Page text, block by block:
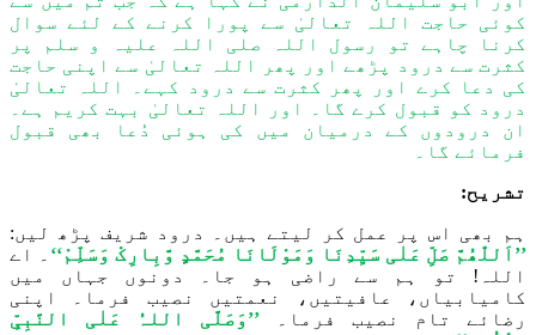
کوئی حاجت اللہ تعالیٰ سے پورا کرنے کے لئے سوال
کرنا چاہے تو رسول اللہ صلی اللہ علیہ و سلم پر
کثرت سے درود پڑھے اور پھر اللہ تعالیٰ سے اپنی حاجت
کی دعا کرے اور پھر کثرت سے درود کہے۔ اللہ تعالیٰ
درود کو قبول کرے گا۔ اور اللہ تعالیٰ بہت کریم ہے۔
ان درودوں کے درمیان میں کی ہوئی دُعا بھی قبول
فرمائے گا۔
تشریح:
ہم بھی
اس پر عمل کر لیتے ہیں۔ درود شریف پڑھ لیں:
’’اَللّٰھُمَّ صَلِّ عَلٰی سَیِّدِنَا وَمَوْلَانَا مُحَمَّدٍ وَّبِارِکْ وَسَلِّمْ‘‘ ۔ اے
اللہ! تو ہم سے راضی ہو جا۔ دونوں جہاں میں
کامیابیاں، عافیتیں، نعمتیں نصیب فرما۔ اپنی
رضائے تام نصیب فرما۔ ’’وَصَلَّی اللہُ عَلٰی النَّبِیِّ